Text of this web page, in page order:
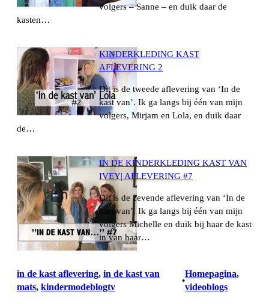
volgers – Sanne – en duik daar de
kasten…
KINDERKLEDING KAST
AFLEVERING 2
Dit is de tweede aflevering van ‘In de
kast van’. Ik ga langs bij één van mijn
volgers, Mirjam en Lola, en duik daar
de…
IN DE KINDERKLEDING KAST VAN
IVEY| AFLEVERING #7
Dit is de zevende aflevering van ‘In de
kast van’. Ik ga langs bij één van mijn
volgers Michelle en duik bij haar de kast
in van haar…
in de kast aflevering, in de kast van
mats, kindermodeblogtv
•
Homepagina
videoblogs